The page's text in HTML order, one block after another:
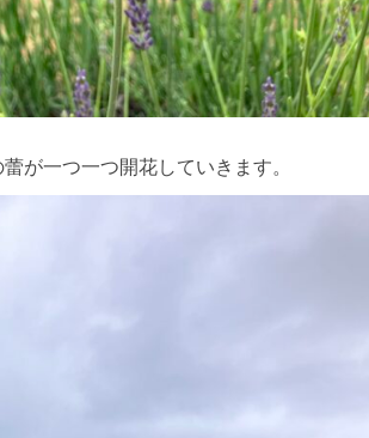
が一つ一つ開花していきます。